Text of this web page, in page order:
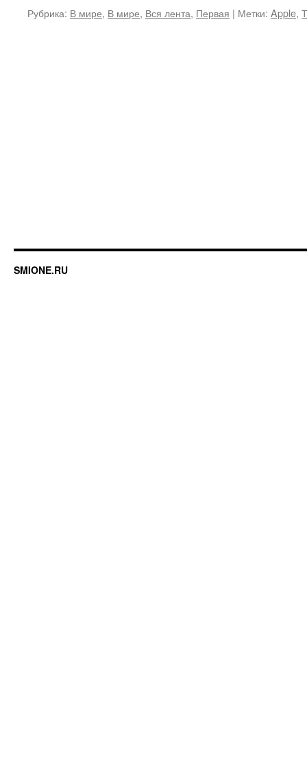
Рубрика: В мире, В мире, Вся лента, Первая | Метки: Apple,
SMIONE.RU